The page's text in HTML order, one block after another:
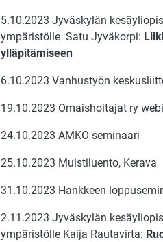
5.10.2023 Jyväskylän
ympäristölle Satu Jyväkorpi:
ylläpitämiseen
6.10.2023 Vanhustyön
19.10.2023 Omaishoitajat ry
24.10.2023 AMKO seminaari
25.10.2023 Muistiluento, Kerava
31.10.2023 Hankkeen
2.11.2023 Jyväskylän
ympäristölle Kaija Rautavirta: